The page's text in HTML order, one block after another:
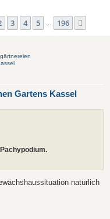
196
3 4 5 196
Gartens Kassel
natürlich